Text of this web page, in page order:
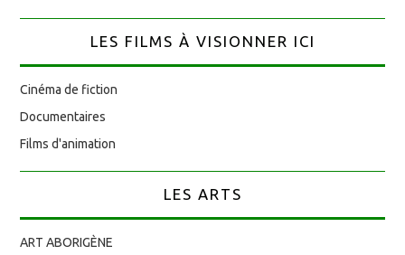
LES FILMS À VISIONNER ICI
Cinéma de fiction
Documentaires
Films d'animation
LES ARTS
ART ABORIGÈNE